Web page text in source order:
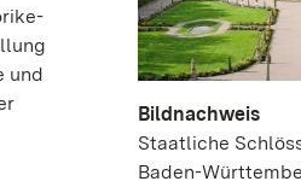
und
Bildnachweis
Staatliche
Baden-